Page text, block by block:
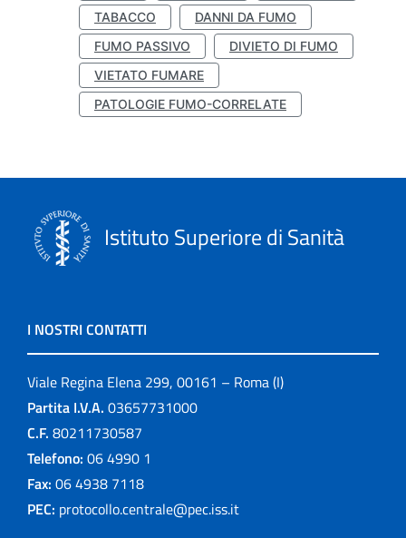
TABACCO
DANNI DA FUMO
FUMO PASSIVO
DIVIETO DI FUMO
VIETATO FUMARE
PATOLOGIE FUMO-CORRELATE
Istituto Superiore di Sanità
I NOSTRI CONTATTI
Viale Regina Elena 299, 00161 – Roma (I)
Partita I.V.A. 03657731000
C.F. 80211730587
Telefono: 06 4990 1
Fax: 06 4938 7118
PEC: protocollo.centrale@pec.iss.it